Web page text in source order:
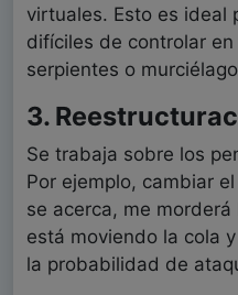
virtuales. Esto es ideal
difíciles de controlar
serpientes o
3.
Se trabaja sobre los
Por ejemplo, cambiar
se acerca, me
está moviendo la cola
la probabilidad de